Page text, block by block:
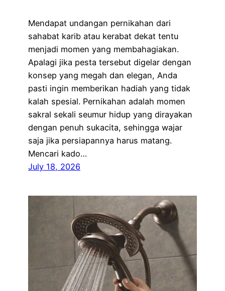
Mendapat undangan pernikahan dari
sahabat karib atau kerabat dekat tentu
menjadi momen yang membahagiakan.
Apalagi jika pesta tersebut digelar dengan
konsep yang megah dan elegan, Anda
pasti ingin memberikan hadiah yang tidak
kalah spesial. Pernikahan adalah momen
sakral sekali seumur hidup yang dirayakan
dengan penuh sukacita, sehingga wajar
saja jika persiapannya harus matang.
Mencari kado…
July 18, 2026